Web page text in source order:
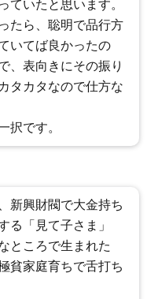
ていたと思います。
たら、聡明で品行方
いてば良かったの
、表向きにその振り
タカタなので仕方な
択です。
新興財閥で大金持ち
る「見て子さま」
ところで生まれた
貧家庭育ちで舌打ち